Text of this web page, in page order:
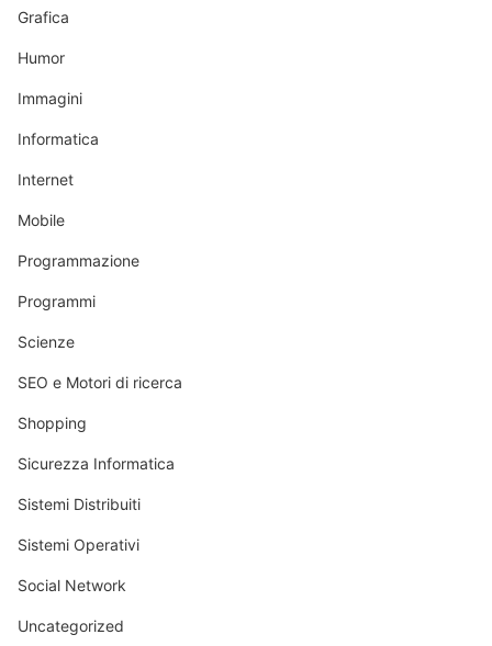
Grafica
Humor
Immagini
Informatica
Internet
Mobile
Programmazione
Programmi
Scienze
SEO e Motori di ricerca
Shopping
Sicurezza Informatica
Sistemi Distribuiti
Sistemi Operativi
Social Network
Uncategorized